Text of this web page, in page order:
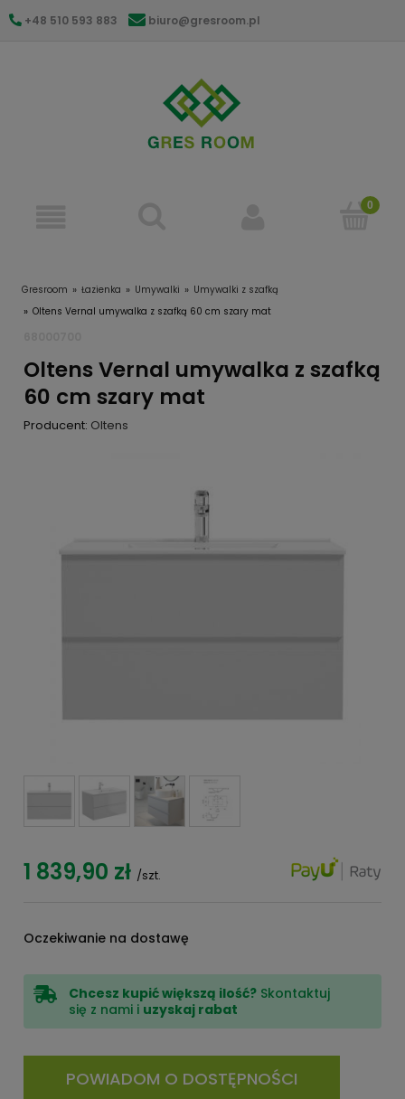
+48 510 593 883 biuro@gresroom.pl
Gresroom Łazienka Umywalki
Umywalki z szafką
Oltens Vernal umywalka z szafką 60 cm szary mat
Oltens Vernal umywalka z szafką
60 cm szary mat
Producent: Oltens
1 839,90 zł /szt.
Oczekiwanie na dostawę
Chcesz kupić większą ilość? Skontaktuj
się z nami i uzyskaj rabat
POWIADOM O DOSTĘPNOŚCI